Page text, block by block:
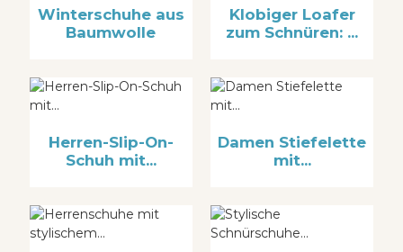
Winterschuhe aus
Baumwolle
Klobiger Loafer
zum Schnüren: ...
Herren-Slip-On-
Schuh mit...
Damen Stiefelette
mit...